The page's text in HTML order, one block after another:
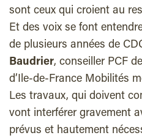
sont ceux qui croient au
Et des voix se font
de plusieurs années de
Baudrier, conseiller PCF
d’Ile-de-France Mobilités
Les travaux, qui doivent
vont interférer gravement
prévus et hautement